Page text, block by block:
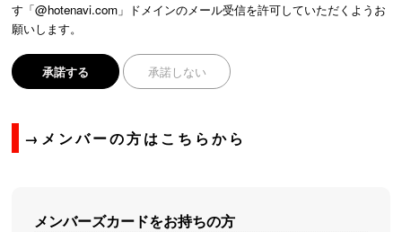
す「@hotenavi.com」ドメインのメール受信を許可していただくようお
願いします。
承諾する 承諾しない
→メンバーの方はこちらから
メンバーズカードをお持ちの方